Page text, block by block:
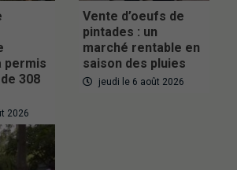
permis
308
2026
Vente d’oeufs de
pintades : un
marché rentable en
saison des pluies
jeudi le 6 août 2026